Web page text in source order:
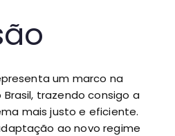
um marco na
trazendo consigo a
mais justo e eficiente.
ao novo regime